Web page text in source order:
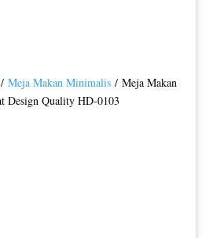
Meja Makan Minimalis/ Meja Makan
Design Quality HD-0103